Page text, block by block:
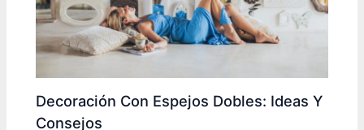
Decoración Con Espejos Dobles: Ideas Y
Consejos